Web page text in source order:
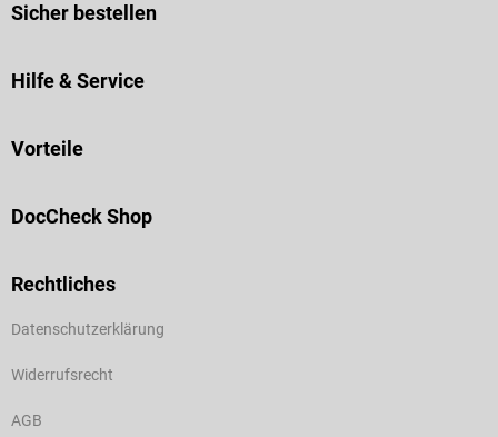
Sicher bestellen
Hilfe & Service
Vorteile
DocCheck Shop
Rechtliches
Datenschutzerklärung
Widerrufsrecht
AGB